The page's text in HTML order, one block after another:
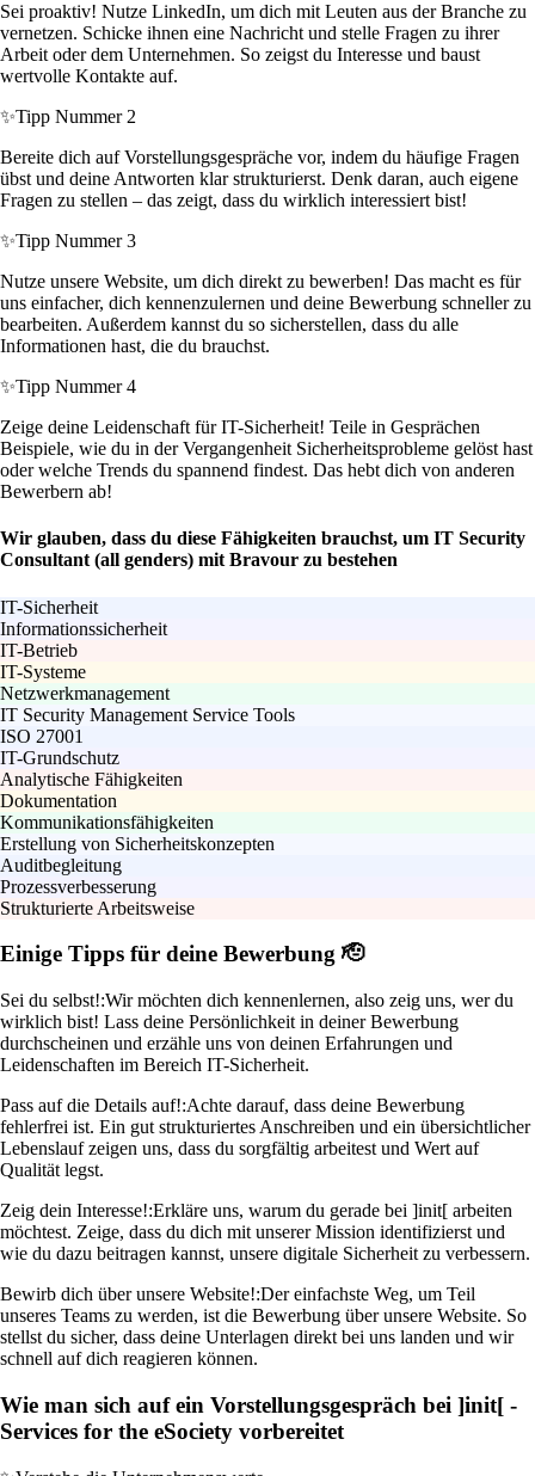
Sei proaktiv! Nutze LinkedIn, um dich mit Leuten aus der Branche zu
vernetzen. Schicke ihnen eine Nachricht und stelle Fragen zu ihrer
Arbeit oder dem Unternehmen. So zeigst du Interesse und baust
wertvolle Kontakte auf.
✨Tipp Nummer 2
Bereite dich auf Vorstellungsgespräche vor, indem du häufige Fragen
übst und deine Antworten klar strukturierst. Denk daran, auch eigene
Fragen zu stellen – das zeigt, dass du wirklich interessiert bist!
✨Tipp Nummer 3
Nutze unsere Website, um dich direkt zu bewerben! Das macht es für
uns einfacher, dich kennenzulernen und deine Bewerbung schneller zu
bearbeiten. Außerdem kannst du so sicherstellen, dass du alle
Informationen hast, die du brauchst.
✨Tipp Nummer 4
Zeige deine Leidenschaft für IT-Sicherheit! Teile in Gesprächen
Beispiele, wie du in der Vergangenheit Sicherheitsprobleme gelöst hast
oder welche Trends du spannend findest. Das hebt dich von anderen
Bewerbern ab!
Wir glauben, dass du diese Fähigkeiten brauchst, um IT Security
Consultant (all genders) mit Bravour zu bestehen
IT-Sicherheit
Informationssicherheit
IT-Betrieb
IT-Systeme
Netzwerkmanagement
IT Security Management Service Tools
ISO 27001
IT-Grundschutz
Analytische Fähigkeiten
Dokumentation
Kommunikationsfähigkeiten
Erstellung von Sicherheitskonzepten
Auditbegleitung
Prozessverbesserung
Strukturierte Arbeitsweise
Einige Tipps für deine Bewerbung 🫡
Sei du selbst!:Wir möchten dich kennenlernen, also zeig uns, wer du
wirklich bist! Lass deine Persönlichkeit in deiner Bewerbung
durchscheinen und erzähle uns von deinen Erfahrungen und
Leidenschaften im Bereich IT-Sicherheit.
Pass auf die Details auf!:Achte darauf, dass deine Bewerbung
fehlerfrei ist. Ein gut strukturiertes Anschreiben und ein übersichtlicher
Lebenslauf zeigen uns, dass du sorgfältig arbeitest und Wert auf
Qualität legst.
Zeig dein Interesse!:Erkläre uns, warum du gerade bei ]init[ arbeiten
möchtest. Zeige, dass du dich mit unserer Mission identifizierst und
wie du dazu beitragen kannst, unsere digitale Sicherheit zu verbessern.
Bewirb dich über unsere Website!:Der einfachste Weg, um Teil
unseres Teams zu werden, ist die Bewerbung über unsere Website. So
stellst du sicher, dass deine Unterlagen direkt bei uns landen und wir
schnell auf dich reagieren können.
Wie man sich auf ein Vorstellungsgespräch bei ]init[ -
Services for the eSociety vorbereitet